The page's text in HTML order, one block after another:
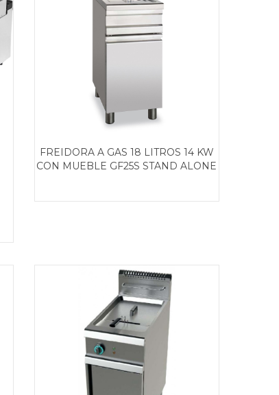
FREIDORA A GAS 18 LITROS 14 KW
CON MUEBLE GF25S STAND ALONE